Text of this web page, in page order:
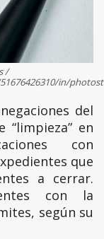
/
in/
del
en
con
que
a cerrar.
con la
según su